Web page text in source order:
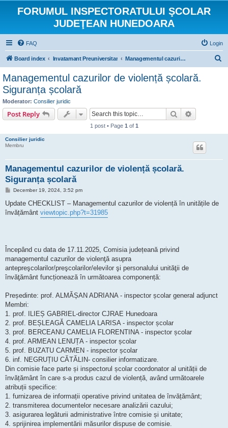
FORUMUL INSPECTORATULUI ŞCOLAR
JUDEŢEAN HUNEDOARA
FAQ Login
Board index Invatamant Preuniversitar Managementul cazurilor de violență
Managementul cazurilor de violență școlară.
Siguranța școlară
Moderator: Consilier juridic
Post Reply Search
1 post • Page 1 of 1
Consilier juridic
Membru
Managementul cazurilor de violență școlară.
Siguranța școlară
P
s
December 19, 2024, 3:52 pm
Update CHECKLIST – Managementul cazurilor de violență în unitățile de
învățământ viewtopic.php?t=31985
Începând cu data de 17.11.2025, Comisia județeană privind
managementul cazurilor de violenţă asupra
antepreşcolarilor/preşcolarilor/elevilor şi personalului unităţii de
învăţământ funcționează în următoarea componență:
Președinte: prof. ALMĂȘAN ADRIANA - inspector școlar general adjunct
Membri:
1. prof. ILIEȘ GABRIEL-director CJRAE Hunedoara
2. prof. BEȘLEAGĂ CAMELIA LARISA - inspector școlar
3. prof. BERCEANU CAMELIA FLORENTINA - inspector școlar
4. prof. ARMEAN LENUȚA - inspector școlar
5. prof. BUZATU CARMEN - inspector școlar
6. inf. NEGRUȚIU CĂTĂLIN- consilier informatizare.
Din comisie face parte și inspectorul școlar coordonator al unității de
învățământ în care s-a produs cazul de violență, având următoarele
atribuții specifice:
1. furnizarea de informații operative privind unitatea de învățământ;
2. transmiterea documentelor necesare analizării cazului;
3. asigurarea legăturii administrative între comisie și unitate;
4. sprijinirea implementării măsurilor dispuse de comisie.